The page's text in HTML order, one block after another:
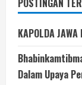
POSTINGAN
KAPOLDA
Dalam Upaya